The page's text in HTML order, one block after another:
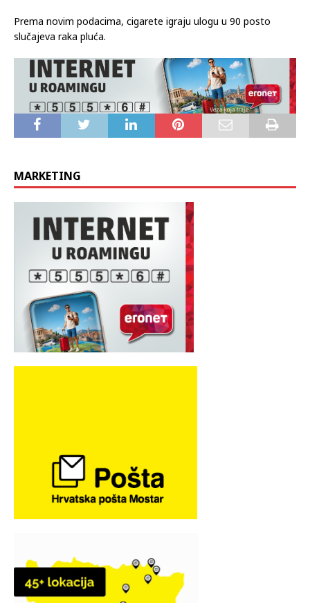
Prema novim podacima, cigarete igraju ulogu u 90 posto
slučajeva raka pluća.
MARKETING